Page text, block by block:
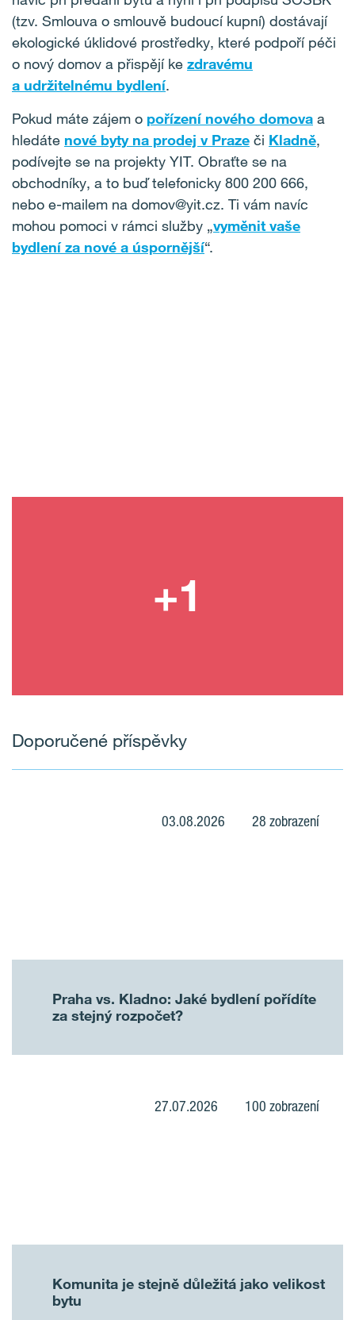
(tzv. Smlouva o smlouvě budoucí kupní) dostávají
ekologické úklidové prostředky, které podpoří péči
o nový domov a přispějí ke zdravému
a udržitelnému bydlení.
Pokud máte zájem o pořízení nového domova a
hledáte nové byty na prodej v Praze či Kladně,
podívejte se na projekty YIT. Obraťte se na
obchodníky, a to buď telefonicky 800 200 666,
nebo e-mailem na domov@yit.cz. Ti vám navíc
mohou pomoci v rámci služby „vyměnit vaše
bydlení za nové a úspornější“.
Doporučené příspěvky
03.08.2026 28 zobrazení
Praha vs. Kladno: Jaké bydlení pořídíte
za stejný rozpočet?
27.07.2026 100 zobrazení
Komunita je stejně důležitá jako velikost
bytu